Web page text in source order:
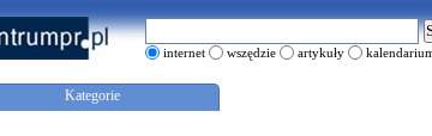
internet wszędzie artykuły
Kategorie